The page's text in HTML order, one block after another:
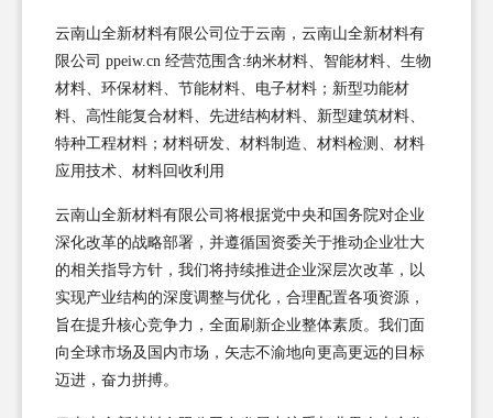
云南山全新材料有限公司位于云南，云南山全新材料有
限公司 ppeiw.cn 经营范围含:纳米材料、智能材料、生物
材料、环保材料、节能材料、电子材料；新型功能材
料、高性能复合材料、先进结构材料、新型建筑材料、
特种工程材料；材料研发、材料制造、材料检测、材料
应用技术、材料回收利用
云南山全新材料有限公司将根据党中央和国务院对企业
深化改革的战略部署，并遵循国资委关于推动企业壮大
的相关指导方针，我们将持续推进企业深层次改革，以
实现产业结构的深度调整与优化，合理配置各项资源，
旨在提升核心竞争力，全面刷新企业整体素质。我们面
向全球市场及国内市场，矢志不渝地向更高更远的目标
迈进，奋力拼搏。